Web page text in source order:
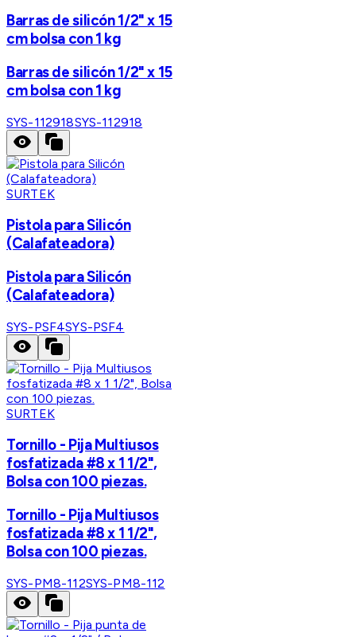
Barras de silicón 1/2" x 15
cm bolsa con 1 kg
Barras de silicón 1/2" x 15
cm bolsa con 1 kg
SYS-112918SYS-112918
SURTEK
Pistola para Silicón
(Calafateadora)
Pistola para Silicón
(Calafateadora)
SYS-PSF4SYS-PSF4
SURTEK
Tornillo - Pija Multiusos
fosfatizada #8 x 1 1/2",
Bolsa con 100 piezas.
Tornillo - Pija Multiusos
fosfatizada #8 x 1 1/2",
Bolsa con 100 piezas.
SYS-PM8-112SYS-PM8-112